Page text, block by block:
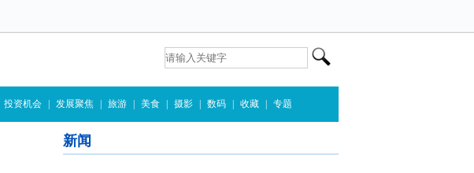
投资机会 发展聚焦 旅游 美食 摄影 数码 收藏 专题
新闻